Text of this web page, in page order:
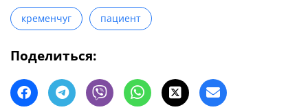
кременчуг пациент
Поделиться: